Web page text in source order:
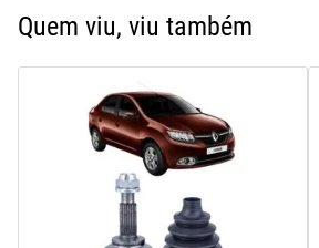
Quem viu, viu também